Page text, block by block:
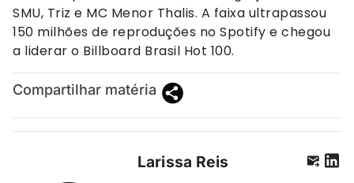
SMU, Triz e MC Menor Thalis. A faixa ultrapassou
150 milhões de reproduções no Spotify e chegou
a liderar o Billboard Brasil Hot 100.
Compartilhar matéria
Larissa Reis